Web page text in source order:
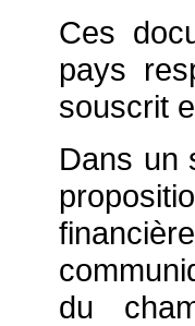
Ces
pays
souscrit
Dans un
du